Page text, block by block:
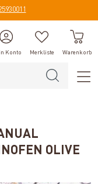
Konto Merkliste Warenkorb
OLIVE